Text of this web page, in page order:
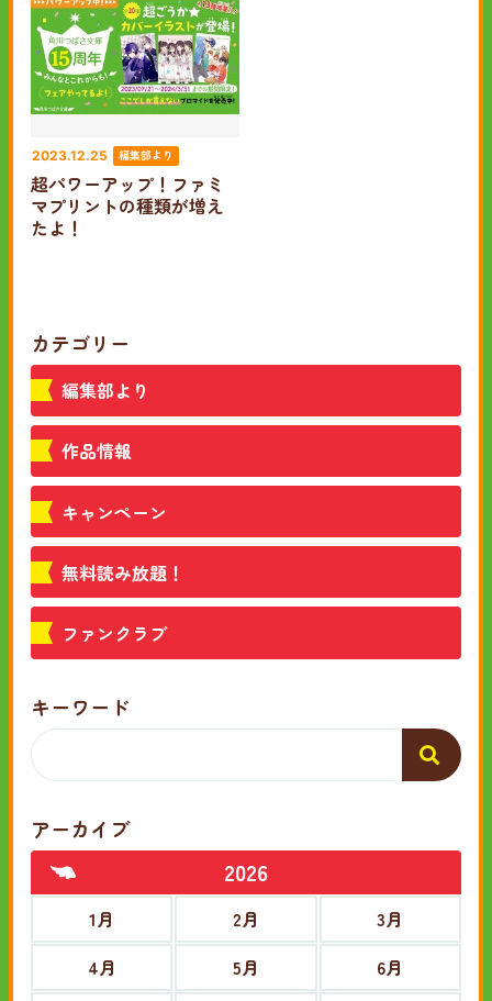
2023.12.25 編集部より
超パワーアップ！ファミ
マプリントの種類が増え
たよ！
カテゴリー
編集部より
作品情報
キャンペーン
無料読み放題！
ファンクラブ
キーワード
アーカイブ
2026
1月 2月
3月
4月
5月
6月